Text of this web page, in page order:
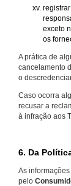
exceto
os
A prática de
cancelamento
o
Caso ocorra
recusar a
à infração aos
6. Da
As
pelo